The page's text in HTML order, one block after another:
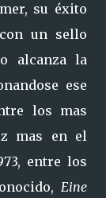
su éxito
un sello
alcanza la
ese
los mas
mas en el
entre los
Eine